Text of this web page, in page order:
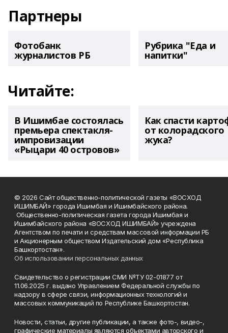
Партнеры
Фотобанк
журналистов РБ
Рубрика "Еда и
напитки"
Читайте:
В Ишимбае состоялась
премьера спектакля-
импровизации
«Рыцари 40 островов»
Как спасти
от колорадского
жука?
© 2026 Сайт общественно-политической газеты «ВОСХОД
ИШИМБАЙ» города Ишимбая и Ишимбайского района.
Общественно-политическая газета города Ишимбая и
Ишимбайского района «ВОСХОД ИШИМБАЙ» учреждена
Агентством по печати и средствам массовой информации РБ
и Акционерным обществом Издательский дом «Республика
Башкортостан».
Об использовании персональных данных
Свидетельство о регистрации СМИ №ТУ 02-01877 от
11.06.2025 г. выдано Управлением Федеральной службы по
надзору в сфере связи, информационных технологий и
массовых коммуникаций по Республике Башкортостан.
Новости, статьи, другие публикации, а также фото-, видео-,
графические материалы являются объектами авторского и